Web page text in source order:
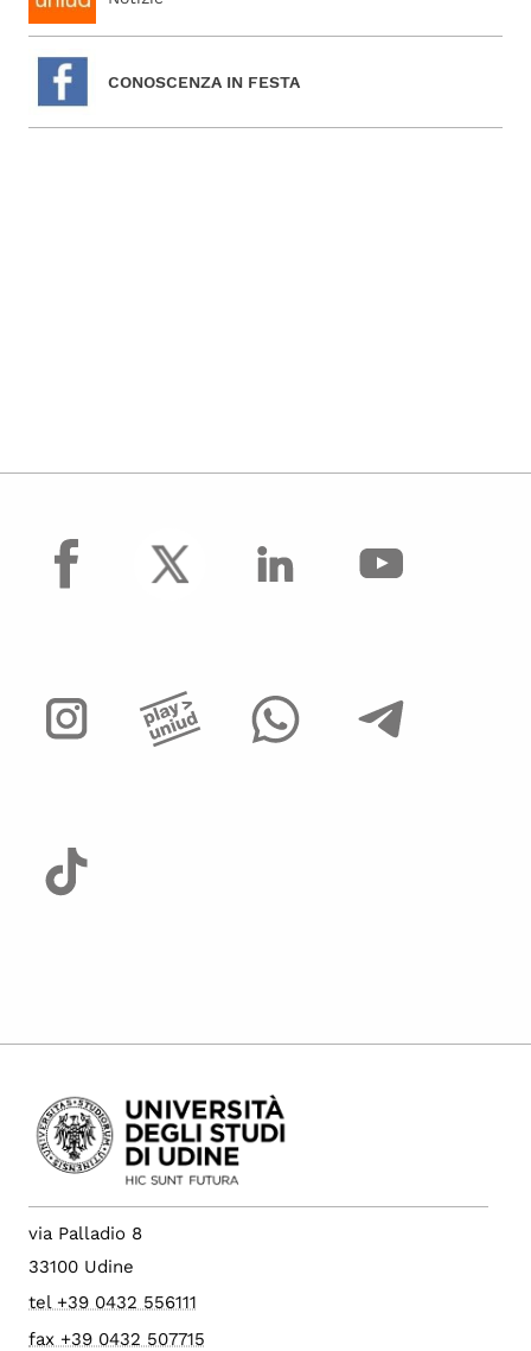
CONOSCENZA IN FESTA
facebook
via Palladio 8
33100 Udine
tel +39 0432 556111
fax +39 0432 507715